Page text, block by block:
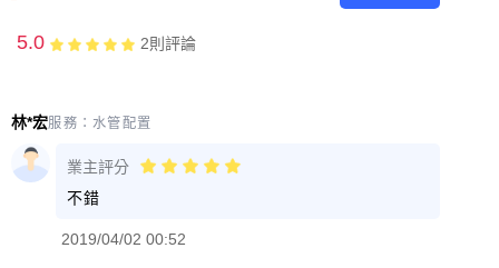
5.0 2則評論
林*宏服務： 水管配置
業主評分
不錯
2019/04/02 00:52